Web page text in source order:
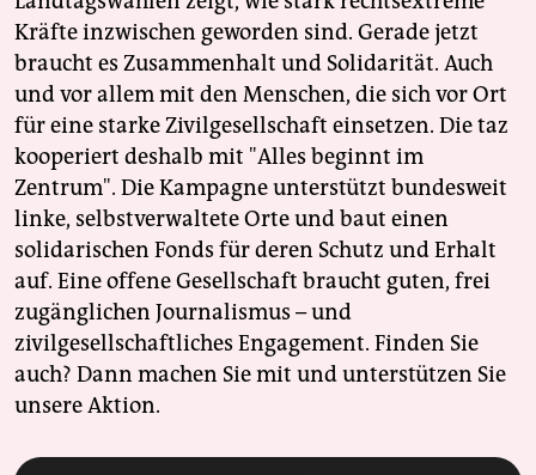
Kräfte inzwischen geworden sind. Gerade jetzt
braucht es Zusammenhalt und Solidarität. Auch
und vor allem mit den Menschen, die sich vor Ort
für eine starke Zivilgesellschaft einsetzen. Die taz
kooperiert deshalb mit "Alles beginnt im
Zentrum". Die Kampagne unterstützt bundesweit
linke, selbstverwaltete Orte und baut einen
solidarischen Fonds für deren Schutz und Erhalt
auf. Eine offene Gesellschaft braucht guten, frei
zugänglichen Journalismus – und
zivilgesellschaftliches Engagement. Finden Sie
auch? Dann machen Sie mit und unterstützen Sie
unsere Aktion.